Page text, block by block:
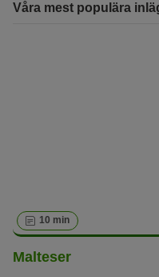
Våra mest populära
10 min
Malteser